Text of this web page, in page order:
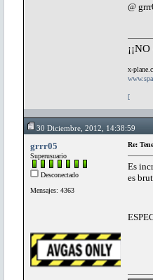
@
x-
[
30 Diciembre, 2012, 14:38:59
grrr05
Superusuario
Desconectado
Mensajes: 4363
Re:
Es
es